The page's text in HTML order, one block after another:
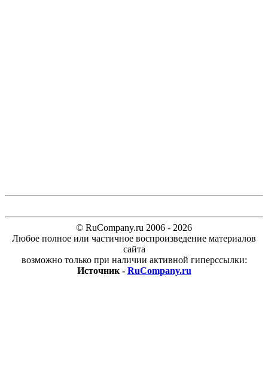
© RuCompany.ru 2006 - 2026
Любое полное или частичное воспроизведение материалов
сайта
возможно только при наличии активной гиперссылки:
Источник - RuCompany.ru